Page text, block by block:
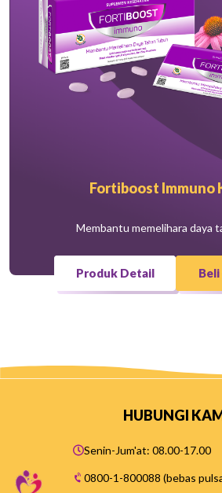
Fortiboost Immuno
Membantu memelihara daya
Produk Detail Beli
HUBUNGI
Senin-Jum'at: 08.00-17.00
0800-1-800088 (bebas